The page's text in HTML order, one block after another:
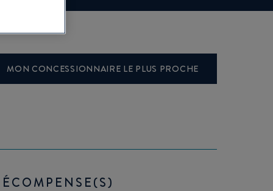
MON CONCESSIONNAIRE LE PLUS PROCHE